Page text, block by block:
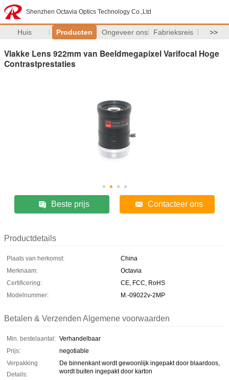
Shenzhen Octavia Optics Technology Co.,Ltd
Huis Producten Ongeveer ons Fabrieksreis >>
Vlakke Lens 922mm van Beeldmegapixel Varifocal Hoge
Contrastprestaties
Beste prijs Contacteer ons
Productdetails
Plaats van herkomst:
China
Merknaam:
Octavia
Certificering:
CE, FCC, RoHS
Modelnummer:
M.-09022v-2MP
Betalen & Verzenden Algemene voorwaarden
Min. bestelaantal: Verhandelbaar
Prijs:
negotiable
Verpakking
Details:
De binnenkant wordt gewoonlijk ingepakt door blaardoos,
wordt buiten ingepakt door karton